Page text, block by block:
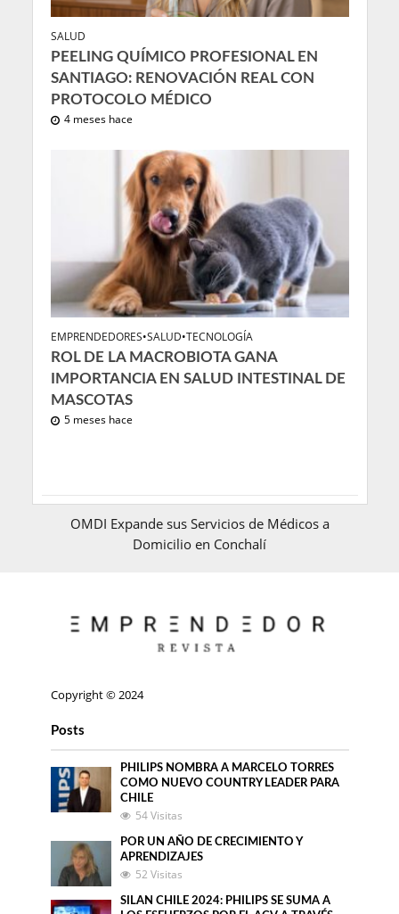
SALUD
PEELING QUÍMICO PROFESIONAL EN
SANTIAGO: RENOVACIÓN REAL CON
PROTOCOLO MÉDICO
4 meses hace
EMPRENDEDORES•SALUD•TECNOLOGÍA
ROL DE LA MACROBIOTA GANA
IMPORTANCIA EN SALUD INTESTINAL DE
MASCOTAS
5 meses hace
OMDI Expande sus Servicios de Médicos a
Domicilio en Conchalí
Copyright © 2024
Posts
PHILIPS NOMBRA A MARCELO TORRES
COMO NUEVO COUNTRY LEADER PARA
CHILE
54 Visitas
POR UN AÑO DE CRECIMIENTO Y
APRENDIZAJES
52 Visitas
SILAN CHILE 2024: PHILIPS SE SUMA A